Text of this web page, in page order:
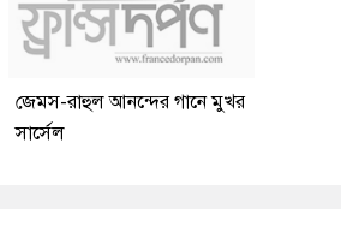
জেমস-রাহুল আনন্দের গানে মুখর
সার্সেল